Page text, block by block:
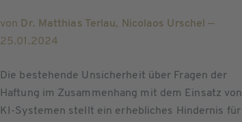
von Dr. Matthias Terlau, Nicolaos Urschel —
25.01.2024
Die bestehende Unsicherheit über Fragen der
Haftung im Zusammenhang mit dem Einsatz von
KI-Systemen stellt ein erhebliches Hindernis für